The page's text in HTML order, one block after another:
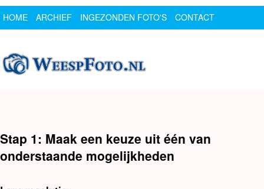
HOME ARCHIEF INGEZONDEN FOTO'S
CONTACT
Stap 1: Maak een keuze uit één van
onderstaande mogelijkheden